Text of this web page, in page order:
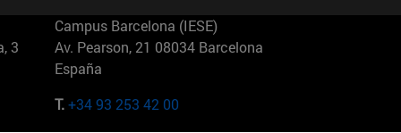
3
Campus Barcelona (IESE)
Av. Pearson, 21 08034 Barcelona
España
T.+34 93 253 42 00